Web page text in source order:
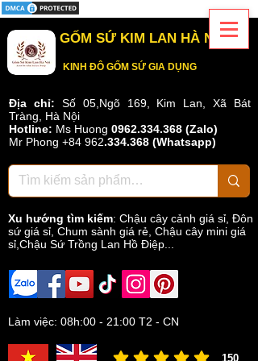
GỐM SỨ KIM LAN HÀ NỘI
KINH ĐÔ GỐM SỨ GIA DỤNG
Địa chỉ: Số 05,Ngõ 169, Kim Lan, Xã Bát
Tràng, Hà Nội
Hotline: Ms Huong 0962.334.368 (Zalo)
Mr Phong +84 962.334.368 (Whatsapp)
Xu hướng tìm kiếm: Chậu cây cảnh giá sỉ Đôn
sứ giá sỉ Chum sành giá rẻ Chậu cây mini giá
sỉ,Chậu Sứ Trồng Lan Hồ Điệp...
Làm việc: 08h:00 - 21:00 T2 - CN
150